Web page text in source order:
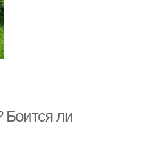
Боится ли